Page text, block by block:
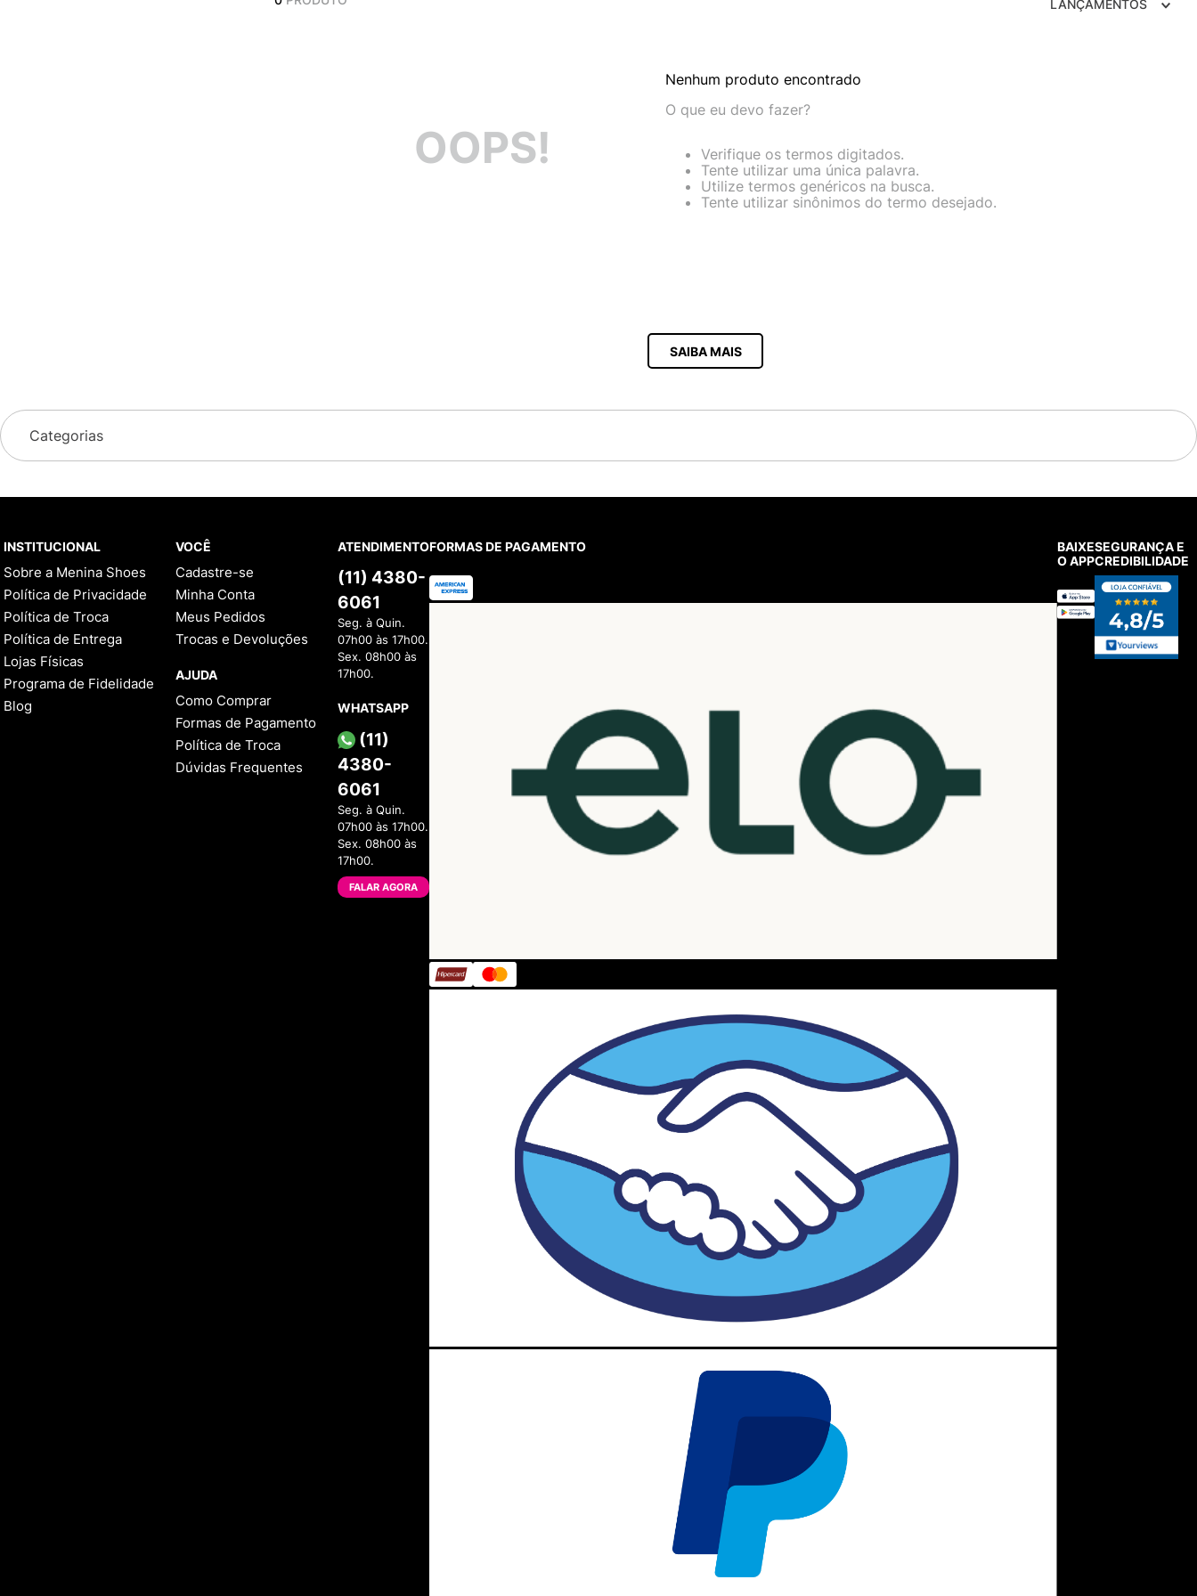
LANÇAMENTOS
OOPS!
Nenhum produto encontrado
O que eu devo fazer?
Verifique os termos digitados.
Tente utilizar uma única palavra.
Utilize termos genéricos na busca.
Tente utilizar sinônimos do termo desejado.
SAIBA MAIS
Categorias
INSTITUCIONAL
Sobre a Menina Shoes
Política de Privacidade
Política de Troca
Política de Entrega
Lojas Físicas
Programa de Fidelidade
Blog
VOCÊ
Cadastre-se
Minha Conta
Meus Pedidos
Trocas e Devoluções
AJUDA
Como Comprar
Formas de Pagamento
Política de Troca
Dúvidas Frequentes
ATENDIMENTO
(11) 4380-
6061
Seg. à Quin.
07h00 às 17h00.
Sex. 08h00 às
17h00.
WHATSAPP
(11)
4380-
6061
Seg. à Quin.
07h00 às 17h00.
Sex. 08h00 às
17h00.
FALAR AGORA
FORMAS DE PAGAMENTO
BAIXE
O APP
SEGURANÇA E
CREDIBILIDADE